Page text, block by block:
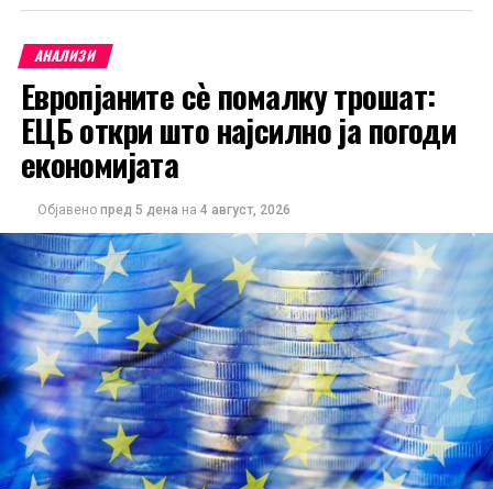
извезувала 3,7% повеќе стоки во споредба со истиот
период лани, а увозот е повисок за 4,4%. Извозот кон
земјите членки на Европската Унија пораснал за 1,3%,
додека испораките кон земјите надвор од ЕУ се
зголемиле за 0,3%. Наспроти тоа, извозот кон САД
Податоците укажуваат дека германската индустрија
постепено закрепнува, иако аналитичарите
предупредуваат дека одржливоста на растот ќе
зависи од идната побарувачка и глобалните
економски услови.
АНАЛИЗИ
Европјаните сè помалку трошат:
ЕЦБ откри што најсилно ја погоди
економијата
Објавено пред 5 дена на 4 август, 2026